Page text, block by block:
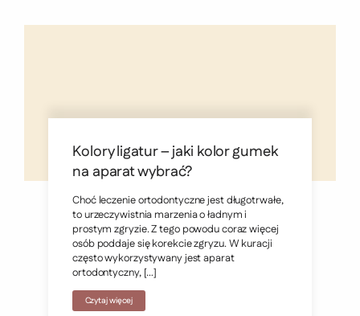
Kolory ligatur – jaki kolor gumek
na aparat wybrać?
Choć leczenie ortodontyczne jest długotrwałe,
to urzeczywistnia marzenia o ładnym i
prostym zgryzie. Z tego powodu coraz więcej
osób poddaje się korekcie zgryzu. W kuracji
często wykorzystywany jest aparat
ortodontyczny, […]
Czytaj więcej